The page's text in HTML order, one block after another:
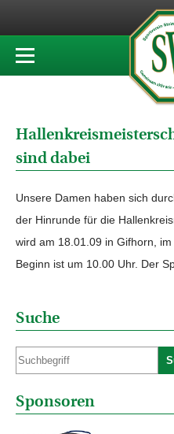
sind dabei
Unsere Damen haben sich
der Hinrunde für die
wird am 18.01.09 in Gifhorn,
Beginn ist um 10.00 Uhr. Der
Suche
Sponsoren